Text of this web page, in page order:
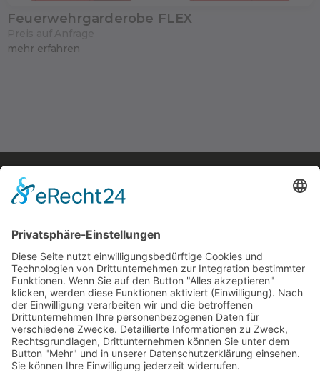
Feuerwehrgarderobe FLEX
mehr erfahren
Feuerwehrspind PRO
Preis auf Anfrage
mehr erfahren